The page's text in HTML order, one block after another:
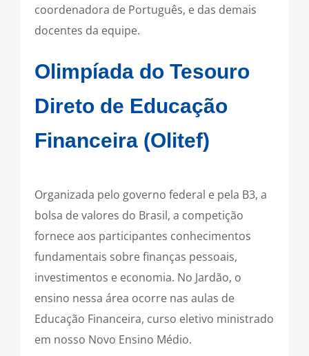
coordenadora de Português, e das demais
docentes da equipe.
Olimpíada do Tesouro
Direto de Educação
Financeira (Olitef)
Organizada pelo governo federal e pela B3, a
bolsa de valores do Brasil, a competição
fornece aos participantes conhecimentos
fundamentais sobre finanças pessoais,
investimentos e economia. No Jardão, o
ensino nessa área ocorre nas aulas de
Educação Financeira, curso eletivo ministrado
em nosso Novo Ensino Médio.